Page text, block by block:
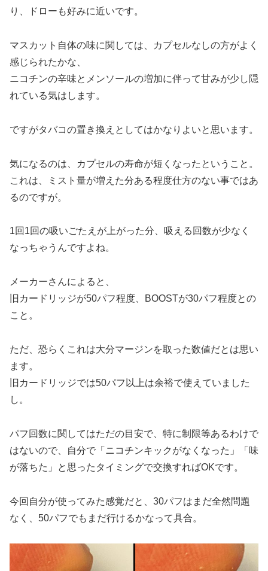
り、ドローも好みに近いです。
マスカット自体の味に関しては、カプセルなしの方がよく
感じられたかな、
ニコチンの辛味とメンソールの増加に伴って甘みが少し隠
れている気はします。
ですがタバコの置き換えとしてはかなりよいと思います。
気になるのは、カプセルの寿命が短くなったということ。
これは、ミスト量が増えた分ある程度仕方のない事ではあ
るのですが。
1回1回の吸いごたえが上がった分、吸える回数が少なく
なっちゃうんですよね。
メーカーさんによると、
旧カードリッジが50パフ程度、BOOSTが30パフ程度との
こと。
ただ、恐らくこれは大分マージンを取った数値だとは思い
ます。
旧カードリッジでは50パフ以上は余裕で使えていました
し。
パフ回数に関してはただの目安で、特に制限等あるわけで
はないので、自分で「ニコチンキックがなくなった」「味
が落ちた」と思ったタイミングで交換すればOKです。
今回自分が使ってみた感覚だと、30パフはまだ全然問題
なく、50パフでもまだ行けるかなって具合。